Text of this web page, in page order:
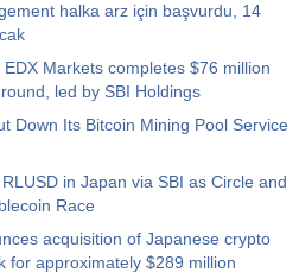
halka arz için başvurdu, 14
Markets completes $76 million
led by SBI Holdings
Down Its Bitcoin Mining Pool Service
in Japan via SBI as Circle and
Race
acquisition of Japanese crypto
for approximately $289 million